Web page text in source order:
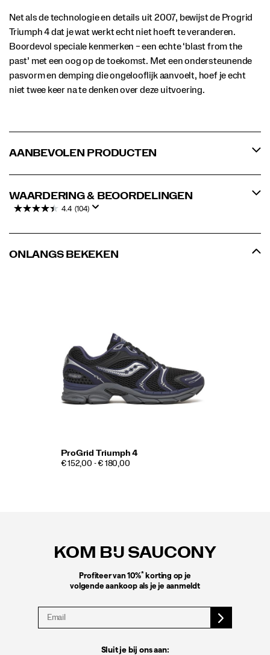
Net als de technologie en details uit 2007, bewijst de Progrid
Triumph 4 dat je wat werkt echt niet hoeft te veranderen.
Boordevol speciale kenmerken – een echte ‘blast from the
past’ met een oog op de toekomst. Met een ondersteunende
pasvorm en demping die ongelooflijk aanvoelt, hoef je echt
niet twee keer na te denken over deze uitvoering.
AANBEVOLEN PRODUCTEN
WAARDERING & BEOORDELINGEN
4.4 (104)
ONLANGS BEKEKEN
ProGrid Triumph 4
€ 152,00 - € 180,00
KOM BIJ SAUCONY
Profiteer van 10%* korting op je
volgende aankoop als je je aanmeldt
Sluit je bij ons aan: